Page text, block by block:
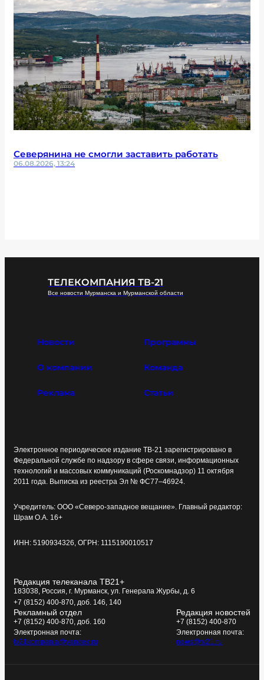
Северянина не смогли заставить работать
06.08.2026, 13:24
ТЕЛЕКОМПАНИЯ ТВ-21
Все новости Мурманска и Мурманской области
Новости Программы
О компании Команда
Реклама Статьи
Электронное периодическое издание ТВ-21 зарегистрировано в
Федеральной службе по надзору в сфере связи, информационных
технологий и массовых коммуникаций (Роскомнадзор) 11 октября
2011 года. Выписка из реестра Эл № ФС77–46924.
Учредитель: ООО «Северо-западное вещание». Главный редактор:
Шрам О.А. 16+
ИНН: 5190934326, ОГРН: 1115190010517
Редакция телеканала ТВ21+
183038, Россия, г. Мурманск, ул. Генерала Журбы, д. 6
+7 (8152) 400-870, доб. 146, 140
Рекламный отдел
+7 (8152) 400-870, доб. 160
Электронная почта:
tv21kompania@yandex.ru
Редакция новостей
+7 (8152) 400-870
Электронная почта:
news@tv21.ru